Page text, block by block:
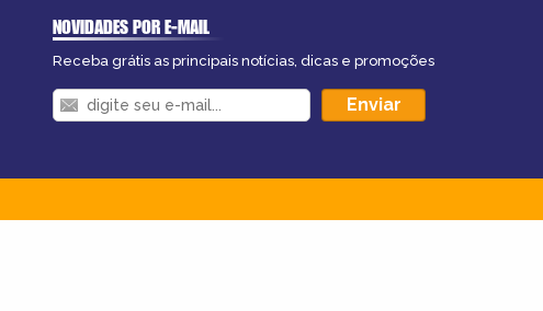
NOVIDADES POR E-MAIL
Receba grátis as principais notícias, dicas e promoções